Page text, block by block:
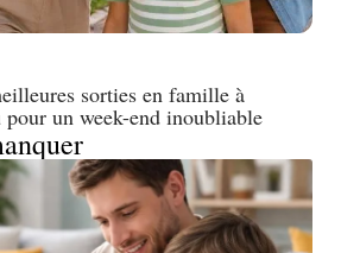
sorties en famille à
un week-end inoubliable